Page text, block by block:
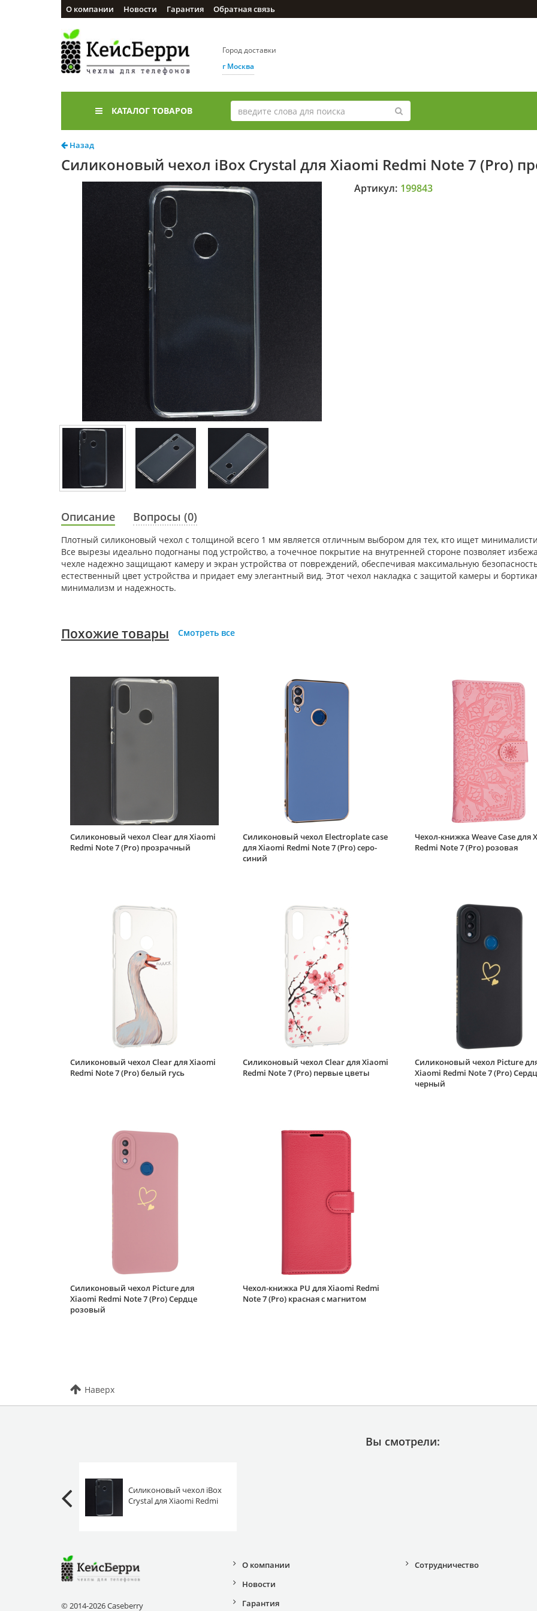
О компании Новости Гарантия Обратная связь
Город доставки
г Москва
КАТАЛОГ ТОВАРОВ
Назад
Силиконовый чехол iBox Crystal для Xiaomi Redmi Note 7 (Pro)
Артикул: 199843
Описание Вопросы (0)
Плотный силиконовый чехол с толщиной всего 1 мм является отличным выбором для тех, кто ищет
Все вырезы идеально подогнаны под устройство, а точечное покрытие на внутренней стороне позволяет
чехле надежно защищают камеру и экран устройства от повреждений, обеспечивая максимальную
естественный цвет устройства и придает ему элегантный вид. Этот чехол накладка с защитой камеры и
минимализм и надежность.
Похожие товары Смотреть все
Силиконовый чехол Clear для Xiaomi
Redmi Note 7 (Pro) прозрачный
Силиконовый чехол Electroplate case
для Xiaomi Redmi Note 7 (Pro) серо-
синий
Чехол-книжка Weave Case для
Redmi Note 7 (Pro) розовая
Силиконовый чехол Clear для Xiaomi
Redmi Note 7 (Pro) белый гусь
Силиконовый чехол Clear для Xiaomi
Redmi Note 7 (Pro) первые цветы
Силиконовый чехол Picture
Xiaomi Redmi Note 7 (Pro)
черный
Силиконовый чехол Picture для
Xiaomi Redmi Note 7 (Pro) Сердце
розовый
Чехол-книжка PU для Xiaomi Redmi
Note 7 (Pro) красная с магнитом
Наверх
Вы смотрели:
Силиконовый чехол iBox
Crystal для Xiaomi Redmi
© 2014-2026 Caseberry
О компании
Новости
Гарантия
Сотрудничество